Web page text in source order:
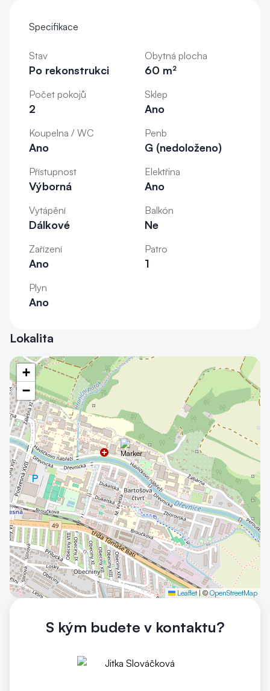
Specifikace
Stav
Po rekonstrukci
Obytná plocha
60 m²
Počet pokojů
2
Sklep
Ano
Koupelna / WC
Ano
Penb
G (nedoloženo)
Přístupnost
Výborná
Elektřina
Ano
Vytápění
Dálkové
Balkón
Ne
Zařízení
Ano
Patro
1
Plyn
Ano
Lokalita
+
−
Leaflet |©OpenStreetMap
S kým budete v kontaktu?